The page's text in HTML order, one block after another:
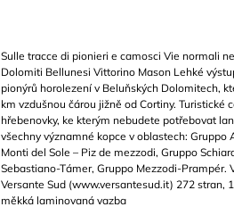
Sulle tracce di pionieri e camosci Vie normali
Dolomiti Bellunesi Vittorino Mason Lehké
pionýrů horolezení v Beluňských Dolomitech,
km vzdušnou čárou jižně od Cortiny. Turistické
hřebenovky, ke kterým nebudete potřebovat
všechny významné kopce v oblastech: Gruppo
Monti del Sole – Piz de mezzodi, Gruppo
Sebastiano-Támer, Gruppo Mezzodi-Prampér.
Versante Sud (www.versantesud.it) 272 stran,
měkká laminovaná vazba